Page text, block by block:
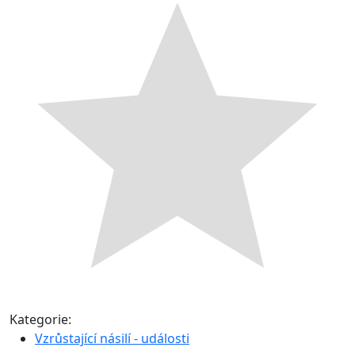
Kategorie:
Vzrůstající násilí - události